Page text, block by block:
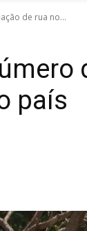
de rua no...
país